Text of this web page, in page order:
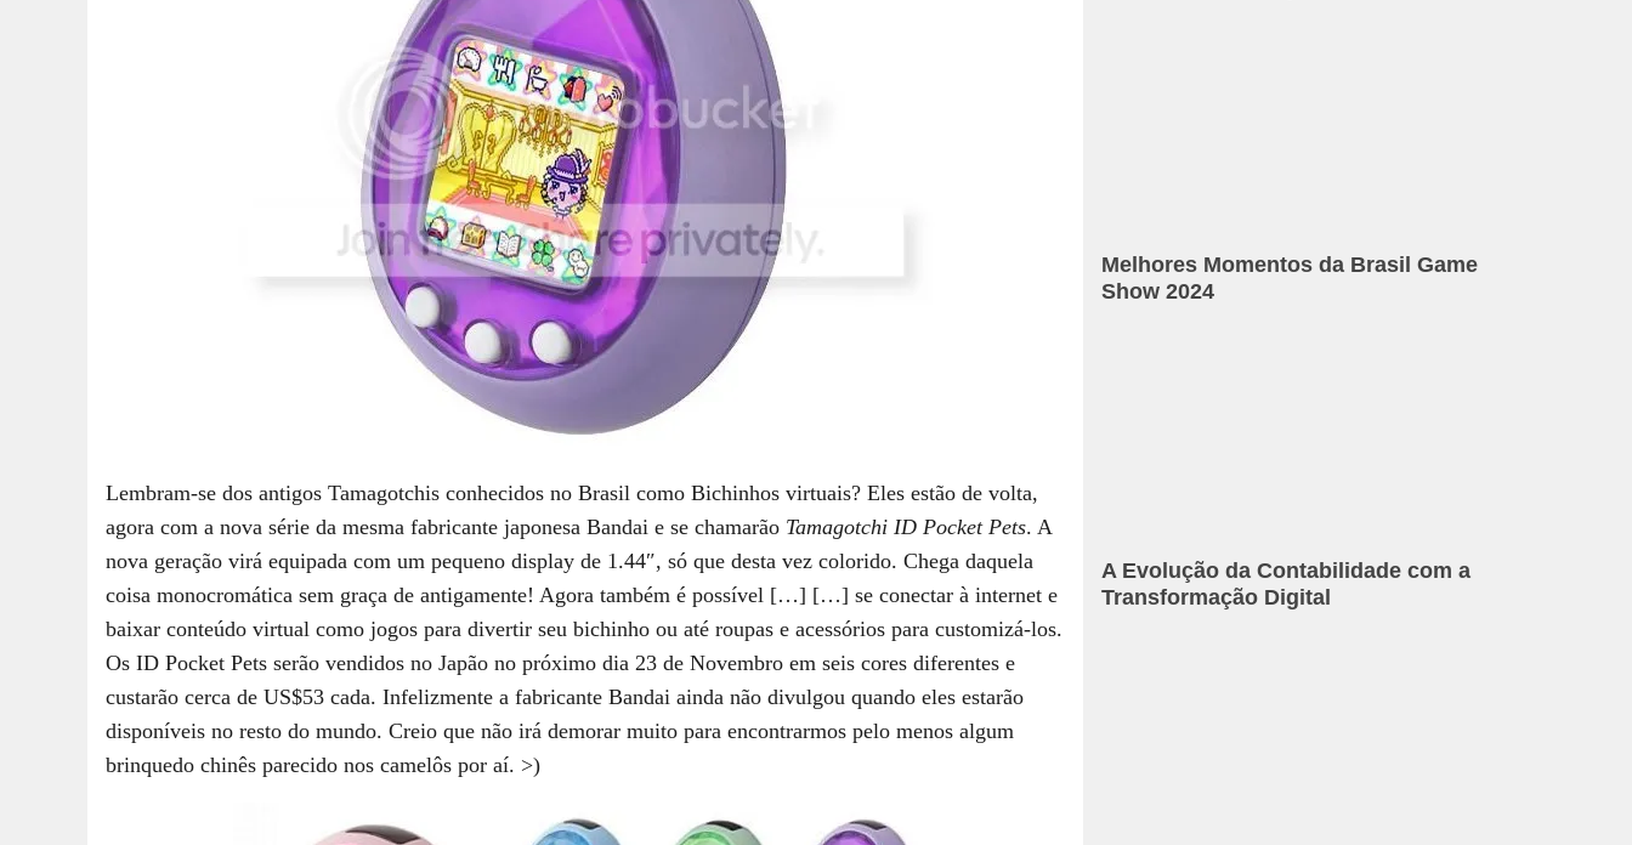
Lembram-se dos antigos Tamagotchis conhecidos no Brasil como Bichinhos virtuais? Eles estão de volta,
agora com a nova série da mesma fabricante japonesa Bandai e se chamarão Tamagotchi ID Pocket Pets. A
nova geração virá equipada com um pequeno display de 1.44″, só que desta vez colorido. Chega daquela
coisa monocromática sem graça de antigamente! Agora também é possível […] […] se conectar à internet e
baixar conteúdo virtual como jogos para divertir seu bichinho ou até roupas e acessórios para customizá-los.
Os ID Pocket Pets serão vendidos no Japão no próximo dia 23 de Novembro em seis cores diferentes e
custarão cerca de US$53 cada. Infelizmente a fabricante Bandai ainda não divulgou quando eles estarão
disponíveis no resto do mundo. Creio que não irá demorar muito para encontrarmos pelo menos algum
brinquedo chinês parecido nos camelôs por aí. >)
Melhores Momentos da Brasil Game
Show 2024
A Evolução da Contabilidade com a
Transformação Digital